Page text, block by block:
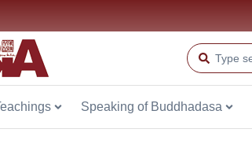
Speaking of Buddhadasa